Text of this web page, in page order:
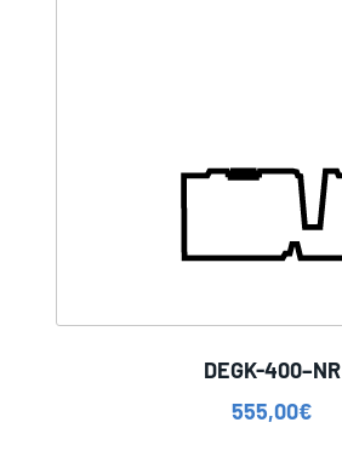
DEGK-400–NR
555,00€